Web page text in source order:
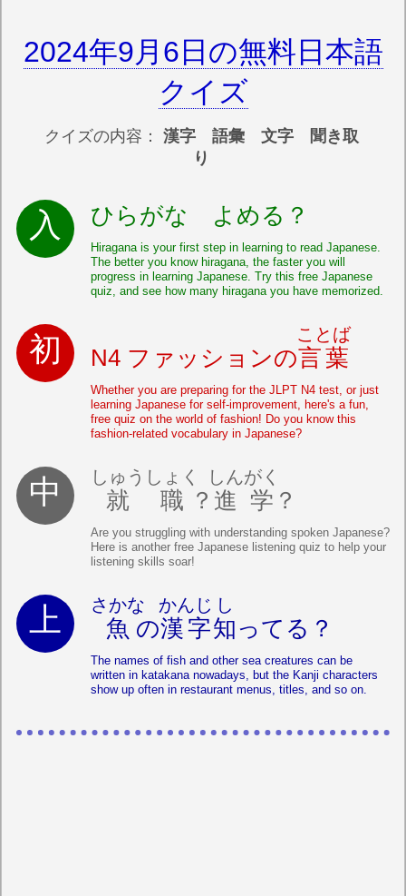
2024年9月6日の無料日本語
クイズ
クイズの内容： 漢字 語彙 文字 聞き取
り
ひらがな よめる？
Hiragana is your first step in learning to read Japanese.
The better you know hiragana, the faster you will
progress in learning Japanese. Try this free Japanese
quiz, and see how many hiragana you have memorized.
N4 ファッションの言葉
ことば
Whether you are preparing for the JLPT N4 test, or just
learning Japanese for self-improvement, here's a fun,
free quiz on the world of fashion! Do you know this
fashion-related vocabulary in Japanese?
就職
しゅうしょく
？ 進学
しんがく
？
Are you struggling with understanding spoken Japanese?
Here is another free Japanese listening quiz to help your
listening skills soar!
魚
さかな
の漢字
かんじ
知
し
ってる？
The names of fish and other sea creatures can be
written in katakana nowadays, but the Kanji characters
show up often in restaurant menus, titles, and so on.